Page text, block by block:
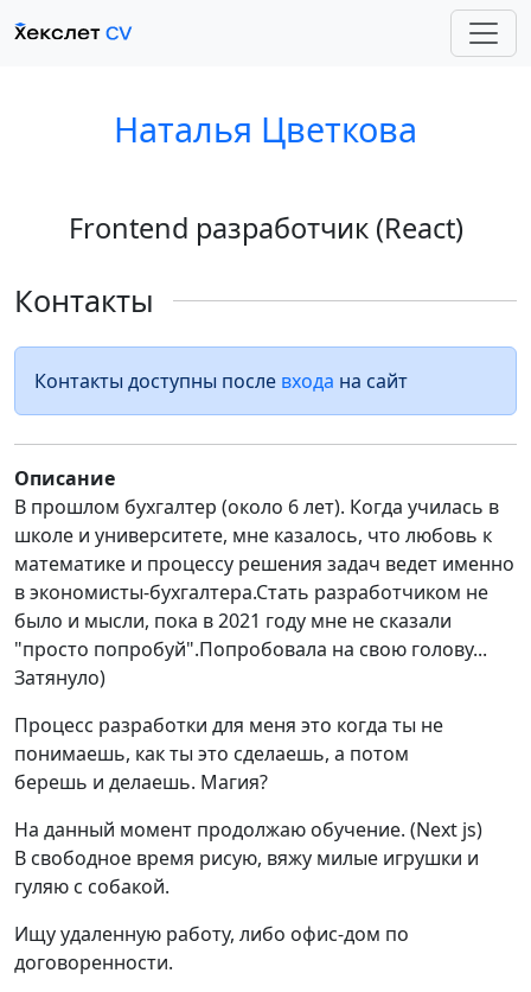
Наталья Цветкова
Frontend разработчик (React)
Контакты
Контакты доступны после входа на сайт
Описание
В прошлом бухгалтер (около 6 лет). Когда училась в
школе и университете, мне казалось, что любовь к
математике и процессу решения задач ведет именно
в экономисты-бухгалтера.Стать разработчиком не
было и мысли, пока в 2021 году мне не сказали
"просто попробуй".Попробовала на свою голову...
Затянуло)
Процесс разработки для меня это когда ты не
понимаешь, как ты это сделаешь, а потом
берешь и делаешь. Магия?
На данный момент продолжаю обучение. (Next js)
В свободное время рисую, вяжу милые игрушки и
гуляю с собакой.
Ищу удаленную работу, либо офис-дом по
договоренности.